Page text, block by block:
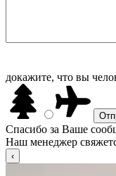
докажите, что вы
Спасибо за Ваше
Наш менеджер